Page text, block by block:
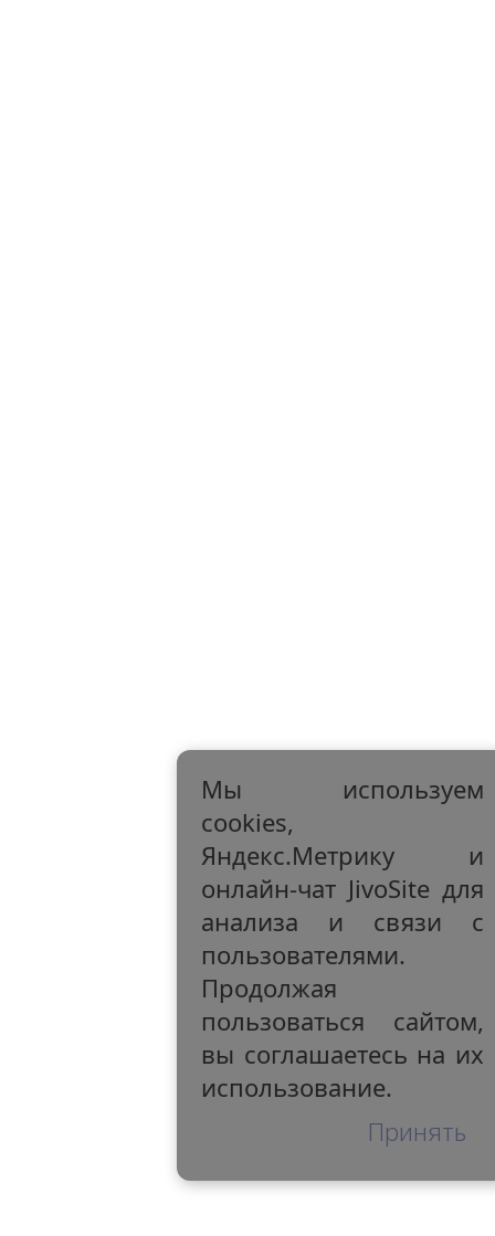
Мы используем
cookies,
Яндекс.Метрику и
онлайн-чат JivoSite для
анализа и связи с
пользователями.
Продолжая
пользоваться сайтом,
вы соглашаетесь на их
использование.
Принять